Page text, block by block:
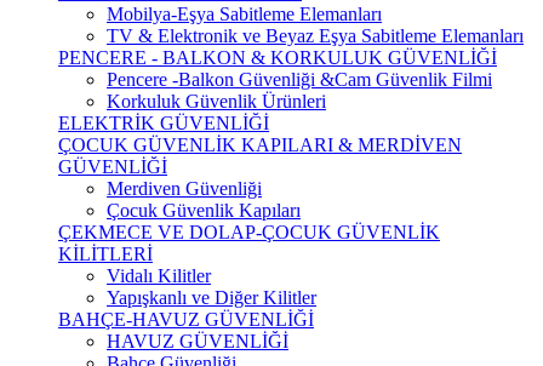
Mobilya-Eşya Sabitleme Elemanları
TV & Elektronik ve Beyaz Eşya Sabitleme Elemanları
PENCERE - BALKON & KORKULUK GÜVENLİĞİ
Pencere -Balkon Güvenliği &Cam Güvenlik Filmi
Korkuluk Güvenlik Ürünleri
ELEKTRİK GÜVENLİĞİ
ÇOCUK GÜVENLİK KAPILARI & MERDİVEN
GÜVENLİĞİ
Merdiven Güvenliği
Çocuk Güvenlik Kapıları
ÇEKMECE VE DOLAP-ÇOCUK GÜVENLİK
KİLİTLERİ
Vidalı Kilitler
Yapışkanlı ve Diğer Kilitler
BAHÇE-HAVUZ GÜVENLİĞİ
HAVUZ GÜVENLİĞİ